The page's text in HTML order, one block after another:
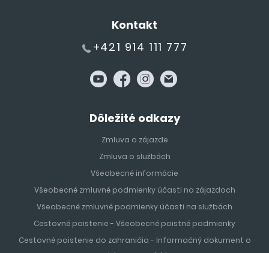
Kontakt
+421 914 111 777
Dôležité odkazy
Zmluva o zájazde
Zmluva o službách
Všeobecné informácie
Všeobecné zmluvné podmienky účasti na zájazdoch
Všeobecné zmluvné podmienky účasti na službách
Cestovné poistenie - Všeobecné poistné podmienky
Cestovné poistenie do zahraničia - Informačný dokument o